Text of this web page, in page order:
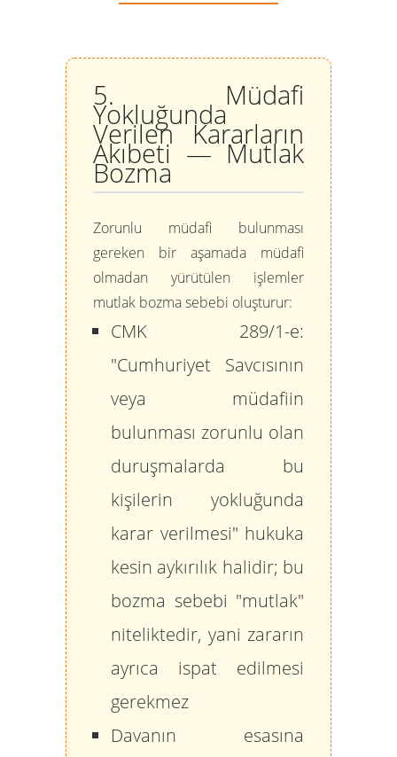
5. Müdafi
Yokluğunda
Verilen Kararların
Akıbeti — Mutlak
Bozma
Zorunlu müdafi bulunması
gereken bir aşamada müdafi
olmadan yürütülen işlemler
mutlak bozma sebebi oluşturur:
CMK 289/1-e:
"Cumhuriyet Savcısının
veya müdafiin
bulunması zorunlu olan
duruşmalarda bu
kişilerin yokluğunda
karar verilmesi" hukuka
kesin aykırılık halidir; bu
bozma sebebi "mutlak"
niteliktedir, yani zararın
ayrıca ispat edilmesi
gerekmez
Davanın esasına